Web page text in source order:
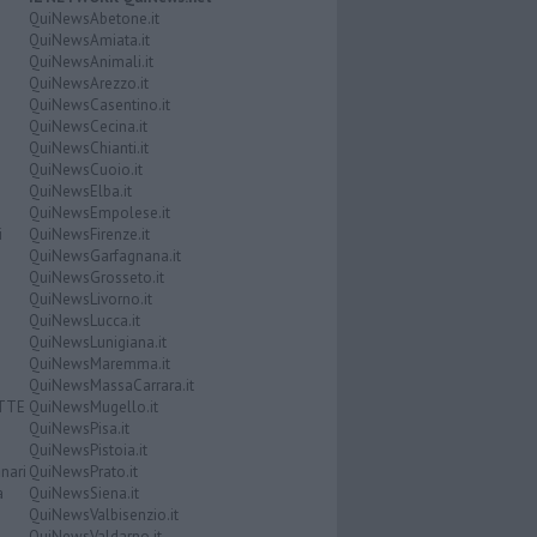
QuiNewsAbetone.it
QuiNewsAmiata.it
QuiNewsAnimali.it
QuiNewsArezzo.it
QuiNewsCasentino.it
QuiNewsCecina.it
QuiNewsChianti.it
QuiNewsCuoio.it
QuiNewsElba.it
QuiNewsEmpolese.it
QuiNewsFirenze.it
QuiNewsGarfagnana.it
QuiNewsGrosseto.it
QuiNewsLivorno.it
QuiNewsLucca.it
QuiNewsLunigiana.it
QuiNewsMaremma.it
QuiNewsMassaCarrara.it
QuiNewsMugello.it
QuiNewsPisa.it
QuiNewsPistoia.it
QuiNewsPrato.it
QuiNewsSiena.it
QuiNewsValbisenzio.it